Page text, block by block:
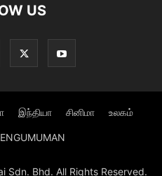
US
இந்தியா சினிமா உலகம்
Bhd. All Rights Reserved.